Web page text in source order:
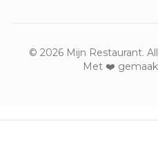
© 2026Mijn Restaurant.
Met ❤️